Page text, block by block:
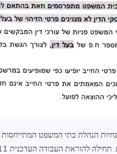
הנהלת בתי המשפט המתייחסות
להוראת העבודה העדכנית 157-11 שעודכנה לאחרונה, ככל